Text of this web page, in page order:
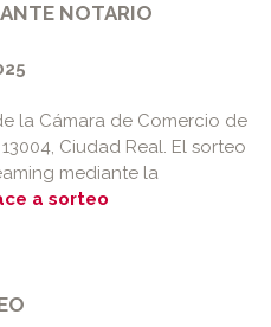
NOTARIO
la Cámara de Comercio de
Ciudad Real. El sorteo
mediante la
a sorteo